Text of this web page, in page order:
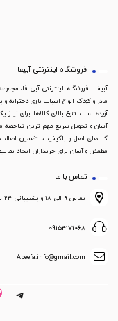
فروشگاه اینترنتی آبیفا
آبیفا ! فروشگاه اینترنتی آبی فا،
مادر و کودک انواع اسباب بازی
آورده است. تنوع بالای کالاها برای
آسان و تحویل سریع مهم ترین شاخصه
مطمئن و آسان برای خریداران ایجاد
تماس با ما
تماس ۹ الی ۱۸ و پشتیبانی ۲۴ ساعته واتساپ
09154171068
Abeefa.info@gmail.com